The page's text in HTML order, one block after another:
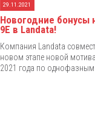
29.11.2021
Новогодние бонусы
9E в Landata!
Компания Landata
новом этапе новой
2021 года по однофазным